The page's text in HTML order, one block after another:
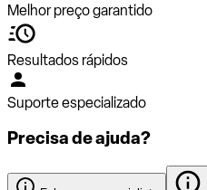
Melhor preço garantido
Resultados rápidos
Suporte especializado
Precisa de ajuda?